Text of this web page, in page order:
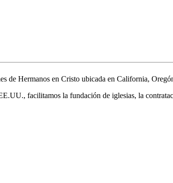
de Hermanos en Cristo ubicada en California,
facilitamos la fundación de iglesias, la